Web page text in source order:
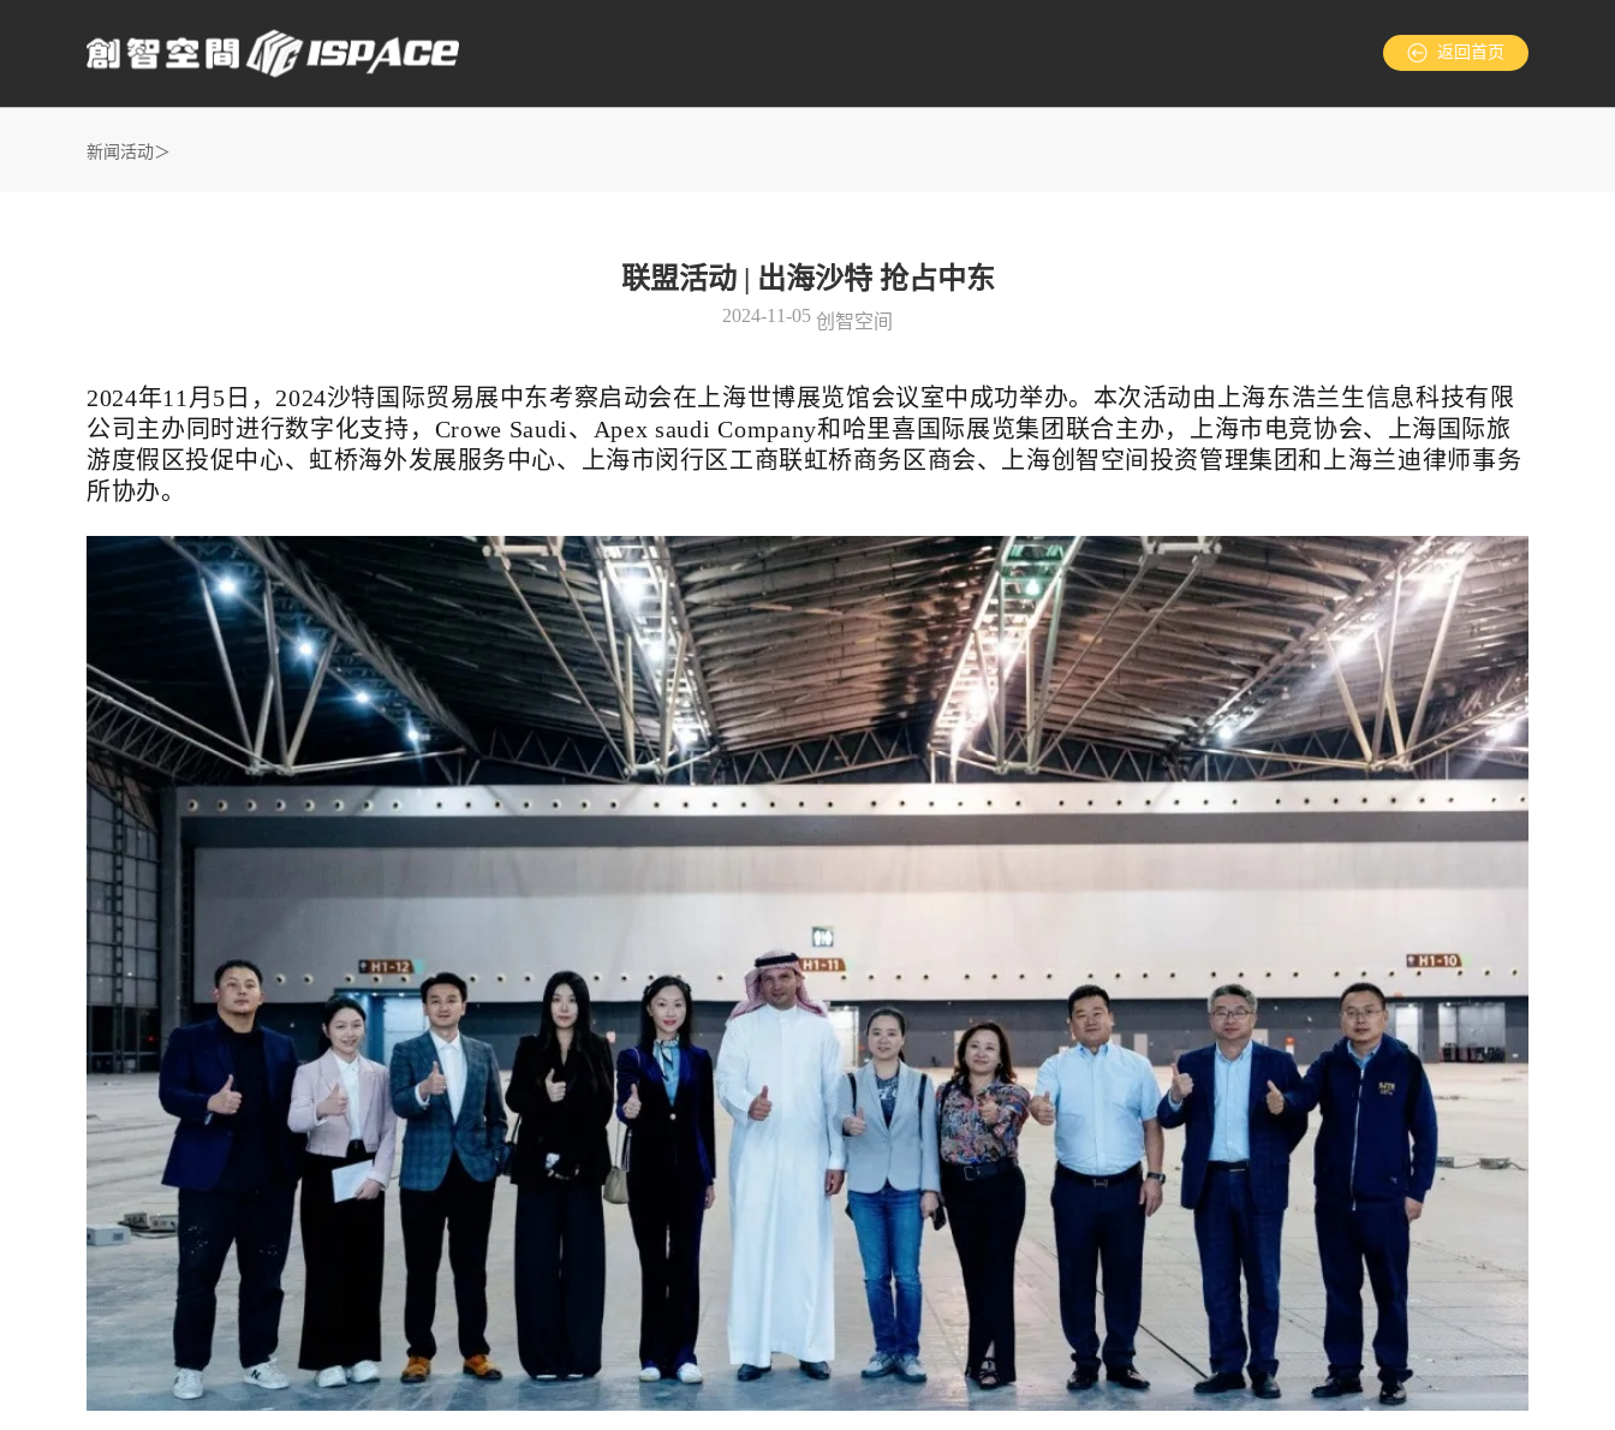
返回首页
新闻活动＞
联盟活动 | 出海沙特 抢占中东
2024-11-05 创智空间
2024年11月5日， 2024沙特国际贸易展中东考察启动会在上海世博展览馆会议室中成功举办。本次活动由 上海东浩兰生信息科技有限
公司主办同时进行数字化支持，Crowe Saudi、Apex saudi Company和哈里喜国际展览集团联合主办，
上海市电竞协会、上海国际旅
游度假区投促中心、虹桥海外发展服务中心、上海市闵行区工商联虹桥商务区商会、上海创智空间投资管理集团和
上海兰迪律师事务
所协办。